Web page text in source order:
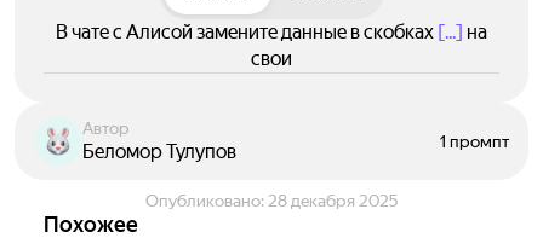
В чате с Алисой замените данные в скобках [...] на
свои
Автор
Беломор Тулупов 1 промпт
Опубликовано: 28 декабря 2025
Похожее